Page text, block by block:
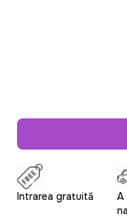
Intrarea gratuită
A